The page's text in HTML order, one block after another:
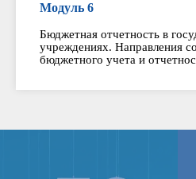
Модуль 6
Бюджетная отчетность в
учреждениях. Направления
бюджетного учета и